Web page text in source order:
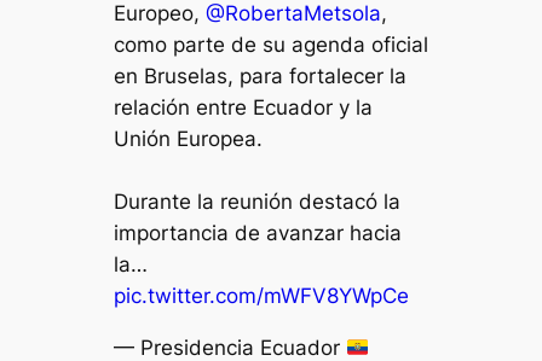
Europeo, @RobertaMetsola,
como parte de su agenda oficial
en Bruselas, para fortalecer la
relación entre Ecuador y la
Unión Europea.
Durante la reunión destacó la
importancia de avanzar hacia
la…
pic.twitter.com/mWFV8YWpCe
— Presidencia Ecuador